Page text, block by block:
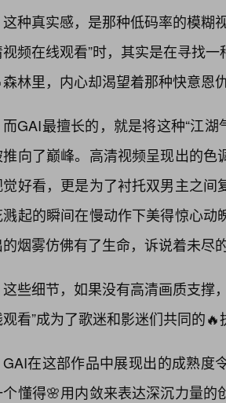
这种真实感，是那种低码率的模糊
频在线观看”时，其实是在寻找
林里，内心却渴望着那种快意恩
而GAI最擅长的，就是将这种“江
推向了巅峰。高清视频呈现出的
觉好看，更是为了衬托双男主之
溅起的瞬间在慢动作下美得惊心
烟雾仿佛有了生命，诉说着未尽
这些细节，如果没有高清画质支撑
看”成为了歌迷和影迷们共同的🔥
GAI在这部作品中展现出的成熟度
个懂得🌸用内敛来表达深沉力量